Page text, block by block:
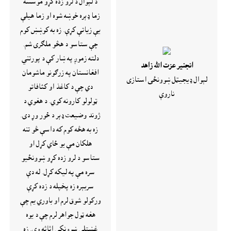
انجنير عزت الله زاهد
لېوال ډيجيټل ښوونځى استازى
ناروې
د لېوال د لرو زده کړو موسسه
زما ډېره خوښه شوه او زما هيلې
يې زياتې کړې. زه به کوښښ کوم
چې ستاسو د هڅو ملګری شم.
دلته زموږ په ښار کې د پورتني
افغانستان په زرګونو ماشومان
دي چې د کاغذ او کثافاتو
ټولولو کارونه کوي. د هغوي د
ژوند وضيعت ډېر د ځور وړ دی.
زه به هڅه کوم که داسې څو تنه
هلکان مې يو ځاي کړل او
ستاسو د لرو زده کړو ښوونځيو
سره مې په ليکه کړل. له دې
سربېره زه پخپله د زده کړې
ورکولو شوق لرم او باوري يم چې
هغه ټول جواهر لرم چې د يوه
غښتلي ښوونکي اثاثه وي. زه